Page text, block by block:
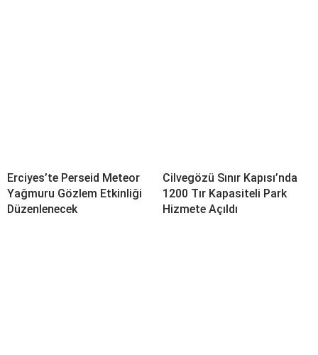
Erciyes’te Perseid Meteor
Yağmuru Gözlem Etkinliği
Düzenlenecek
Cilvegözü Sınır Kapısı’nda
1200 Tır Kapasiteli Park
Hizmete Açıldı